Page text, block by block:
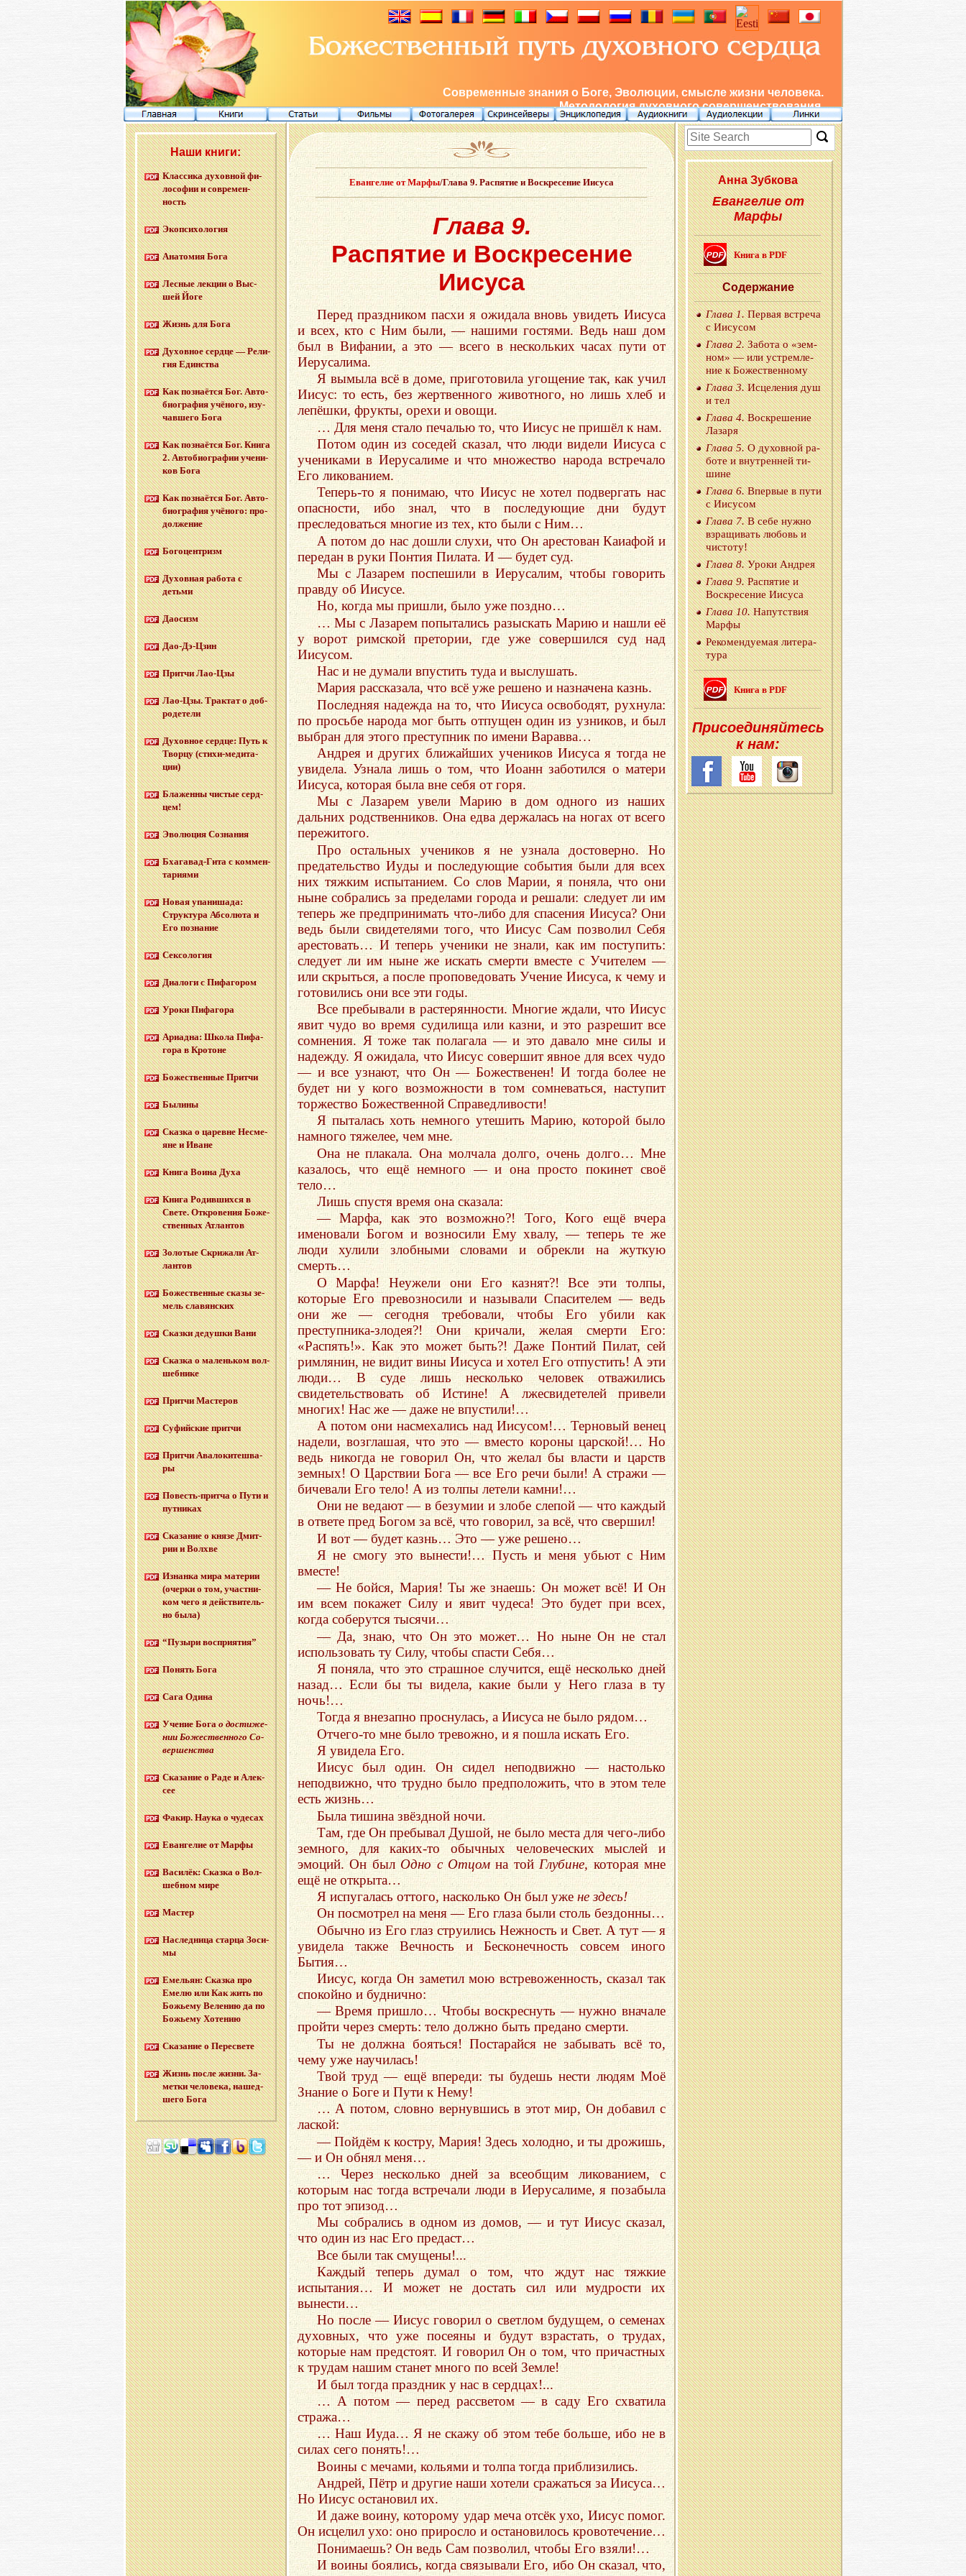
Современные знания о Боге, Эволюции, смысле жизни человека.
Методология духовного совершенствования.
Евангелие от Марфы/Глава 9. Распятие и Воскресение Иисуса
Глава 9.
Распятие и Воскресение
Иисуса
Перед праздником пасхи я ожидала вновь увидеть Иисуса
и всех, кто с Ним были, — нашими гостями. Ведь наш дом
был в Вифании, а это — всего в нескольких часах пути от
Иерусалима.
Я вымыла всё в доме, приготовила угощение так, как учил
Иисус: то есть, без жертвенного животного, но лишь хлеб и
лепёшки, фрукты, орехи и овощи.
… Для меня стало печалью то, что Иисус не пришёл к нам.
Потом один из соседей сказал, что люди видели Иисуса с
учениками в Иерусалиме и что множество народа встречало
Его ликованием.
Теперь-то я понимаю, что Иисус не хотел подвергать нас
опасности, ибо знал, что в последующие дни будут
преследоваться многие из тех, кто были с Ним…
А потом до нас дошли слухи, что Он арестован Каиафой и
передан в руки Понтия Пилата. И — будет суд.
Мы с Лазарем поспешили в Иерусалим, чтобы говорить
правду об Иисусе.
Но, когда мы пришли, было уже поздно…
… Мы с Лазарем попытались разыскать Марию и нашли её
у ворот римской претории, где уже совершился суд над
Иисусом.
Нас и не думали впустить туда и выслушать.
Мария рассказала, что всё уже решено и назначена казнь.
Последняя надежда на то, что Иисуса освободят, рухнула:
по просьбе народа мог быть отпущен один из узников, и был
выбран для этого преступник по имени Варавва…
Андрея и других ближайших учеников Иисуса я тогда не
увидела. Узнала лишь о том, что Иоанн заботился о матери
Иисуса, которая была вне себя от горя.
Мы с Лазарем увели Марию в дом одного из наших
дальних родственников. Она едва держалась на ногах от всего
пережитого.
Про остальных учеников я не узнала достоверно. Но
предательство Иуды и последующие события были для всех
них тяжким испытанием. Со слов Марии, я поняла, что они
ныне собрались за пределами города и решали: следует ли им
теперь же предпринимать что-либо для спасения Иисуса? Они
ведь были свидетелями того, что Иисус Сам позволил Себя
арестовать… И теперь ученики не знали, как им поступить:
следует ли им ныне же искать смерти вместе с Учителем —
или скрыться, а после проповедовать Учение Иисуса, к чему и
готовились они все эти годы.
Все пребывали в растерянности. Многие ждали, что Иисус
явит чудо во время судилища или казни, и это разрешит все
сомнения. Я тоже так полагала — и это давало мне силы и
надежду. Я ожидала, что Иисус совершит явное для всех чудо
— и все узнают, что Он — Божественен! И тогда более не
будет ни у кого возможности в том сомневаться, наступит
торжество Божественной Справедливости!
Я пыталась хоть немного утешить Марию, которой было
намного тяжелее, чем мне.
Она не плакала. Она молчала долго, очень долго… Мне
казалось, что ещё немного — и она просто покинет своё
тело…
Лишь спустя время она сказала:
— Марфа, как это возможно?! Того, Кого ещё вчера
именовали Богом и возносили Ему хвалу, — теперь те же
люди хулили злобными словами и обрекли на жуткую
смерть…
О Марфа! Неужели они Его казнят?! Все эти толпы,
которые Его превозносили и называли Спасителем — ведь
они же — сегодня требовали, чтобы Его убили как
преступника-злодея?! Они кричали, желая смерти Его:
«Распять!». Как это может быть?! Даже Понтий Пилат, сей
римлянин, не видит вины Иисуса и хотел Его отпустить! А эти
люди… В суде лишь несколько человек отважились
свидетельствовать об Истине! А лжесвидетелей привели
многих! Нас же — даже не впустили!…
А потом они насмехались над Иисусом!… Терновый венец
надели, возглашая, что это — вместо короны царской!… Но
ведь никогда не говорил Он, что желал бы власти и царств
земных! О Царствии Бога — все Его речи были! А стражи —
бичевали Его тело! А из толпы летели камни!…
Они не ведают — в безумии и злобе слепой — что каждый
в ответе пред Богом за всё, что говорил, за всё, что свершил!
И вот — будет казнь… Это — уже решено…
Я не смогу это вынести!… Пусть и меня убьют с Ним
вместе!
— Не бойся, Мария! Ты же знаешь: Он может всё! И Он
им всем покажет Силу и явит чудеса! Это будет при всех,
когда соберутся тысячи…
— Да, знаю, что Он это может… Но ныне Он не стал
использовать ту Силу, чтобы спасти Себя…
Я поняла, что это страшное случится, ещё несколько дней
назад… Если бы ты видела, какие были у Него глаза в ту
ночь!…
Тогда я внезапно проснулась, а Иисуса не было рядом…
Отчего-то мне было тревожно, и я пошла искать Его.
Я увидела Его.
Иисус был один. Он сидел неподвижно — настолько
неподвижно, что трудно было предположить, что в этом теле
есть жизнь…
Была тишина звёздной ночи.
Там, где Он пребывал Душой, не было места для чего-либо
земного, для каких-то обычных человеческих мыслей и
эмоций. Он былОдно с Отцомна тойГлубине,которая мне
ещё не открыта…
Я испугалась оттого, насколько Он был ужене здесь!
Он посмотрел на меня — Его глаза были столь бездонны…
Обычно из Его глаз струились Нежность и Свет. А тут — я
увидела также Вечность и Бесконечность совсем иного
Бытия…
Иисус, когда Он заметил мою встревоженность, сказал так
спокойно и буднично:
— Время пришло… Чтобы воскреснуть — нужно вначале
пройти через смерть: тело должно быть предано смерти.
Ты не должна бояться! Постарайся не забывать всё то,
чему уже научилась!
Твой труд — ещё впереди: ты будешь нести людям Моё
Знание о Боге и Пути к Нему!
… А потом, словно вернувшись в этот мир, Он добавил с
лаской:
— Пойдём к костру, Мария! Здесь холодно, и ты дрожишь,
— и Он обнял меня…
… Через несколько дней за всеобщим ликованием, с
которым нас тогда встречали люди в Иерусалиме, я позабыла
про тот эпизод…
Мы собрались в одном из домов, — и тут Иисус сказал,
что один из нас Его предаст…
Все были так смущены!...
Каждый теперь думал о том, что ждут нас тяжкие
испытания… И может не достать сил или мудрости их
вынести…
Но после — Иисус говорил о светлом будущем, о семенах
духовных, что уже посеяны и будут взрастать, о трудах,
которые нам предстоят. И говорил Он о том, что причастных
к трудам нашим станет много по всей Земле!
И был тогда праздник у нас в сердцах!...
… А потом — перед рассветом — в саду Его схватила
стража…
… Наш Иуда… Я не скажу об этом тебе больше, ибо не в
силах сего понять!…
Воины с мечами, кольями и толпа тогда приблизились.
Андрей, Пётр и другие наши хотели сражаться за Иисуса…
Но Иисус остановил их.
И даже воину, которому удар меча отсёк ухо, Иисус помог.
Он исцелил ухо: оно приросло и остановилось кровотечение…
Понимаешь? Он ведь Сам позволил, чтобы Его взяли!…
И воины боялись, когда связывали Его, ибо Он сказал, что,
Анна Зуб­ко­ва
Евангелие от
Марфы
Книга в PDF
Со­дер­жа­ние
Глава 1.Пер­вая встре­ча
с Иису­сом
Глава 2.За­бо­та о «зем­
ном» — или устрем­ле­
ние к Бо­же­ствен­но­му
Глава 3.Ис­це­ле­ния душ
и тел
Глава 4.Вос­кре­ше­ние
Ла­за­ря
Глава 5.О ду­хов­ной ра­
бо­те и внут­рен­ней ти­
шине
Глава 6.Впер­вые в пути
с Иису­сом
Глава 7.В себе нужно
взра­щи­вать лю­бовь и
чи­сто­ту!
Глава 8.Уроки Ан­дрея
Глава 9.Рас­пя­тие и
Вос­кре­се­ние Иису­са
Глава 10.На­пут­ствия
Марфы
Ре­ко­мен­ду­е­мая ли­те­ра­
ту­ра
Книга в PDF
При­со­еди­няй­тесь
к нам:
Наши книги:
Клас­си­ка ду­хов­ной фи­
ло­со­фии и со­вре­мен­
ность
Эко­пси­хо­ло­гия
Ана­то­мия Бога
Лес­ные лек­ции о Выс­
шей Йоге
Жизнь для Бога
Ду­хов­ное серд­це — Ре­ли­
гия Един­ства
Как по­зна­ёт­ся Бог. Ав­то­
био­гра­фия учё­но­го, изу­
чав­ше­го Бога
Как по­зна­ёт­ся Бог. Книга
2. Ав­то­био­гра­фии уче­ни­
ков Бога
Как по­зна­ёт­ся Бог. Ав­то­
био­гра­фия учё­но­го: про­
дол­же­ние
Бо­го­цен­тризм
Ду­хов­ная ра­бо­та с
детьми
Дао­сизм
Дао-Дэ-Цзин
Прит­чи Лао-Цзы
Лао-Цзы. Трак­тат о доб­
ро­де­те­ли
Ду­хов­ное серд­це: Путь к
Твор­цу (сти­хи-ме­ди­та­
ции)
Бла­жен­ны чи­стые серд­
цем!
Эво­лю­ция Со­зна­ния
Бха­га­вад-Ги­та с ком­мен­
та­ри­я­ми
Новая упа­ни­ша­да:
Струк­ту­ра Аб­со­лю­та и
Его по­зна­ние
Сек­со­ло­гия
Диа­ло­ги с Пи­фа­го­ром
Уроки Пи­фа­го­ра
Ари­ад­на: Школа Пи­фа­
го­ра в Кро­тоне
Бо­же­ствен­ные Прит­чи
Бы­ли­ны
Сказ­ка о ца­ревне Несме­
яне и Иване
Книга Воина Духа
Книга Ро­див­ших­ся в
Свете. От­кро­ве­ния Бо­же­
ствен­ных Ат­лан­тов
Зо­ло­тые Cкри­жа­ли Ат­
лан­тов
Бо­же­ствен­ные сказы зе­
мель сла­вян­ских
Сказ­ки де­душ­ки Вани
Сказ­ка о ма­лень­ком вол­
шеб­ни­ке
Прит­чи Ма­сте­ров
Су­фий­ские прит­чи
Прит­чи Ава­ло­ки­те­шва­
ры
По­весть-прит­ча о Пути и
пут­ни­ках
Ска­за­ние о князе Дмит­
рии и Волх­ве
Из­нан­ка мира ма­те­рии
(очер­ки о том, участ­ни­
ком чего я дей­стви­тель­
но была)
“Пу­зы­ри вос­при­я­тия”
По­нять Бога
Сага Одина
Уче­ние Богао до­сти­же­
нии Бо­же­ствен­но­го Со­
вер­шен­ства
Ска­за­ние о Раде и Алек­
сее
Факир. Наука о чу­де­сах
Еван­ге­лие от Марфы
Ва­си­лёк: Сказ­ка о Вол­
шеб­ном мире
Ма­стер
На­след­ни­ца стар­ца Зо­си­
мы
Еме­льян: Сказ­ка про
Емелю или Как жить по
Бо­жье­му Ве­ле­нию да по
Бо­жье­му Хо­те­нию
Ска­за­ние о Пе­ре­све­те
Жизнь после жизни. За­
мет­ки че­ло­ве­ка, на­шед­
ше­го Бога